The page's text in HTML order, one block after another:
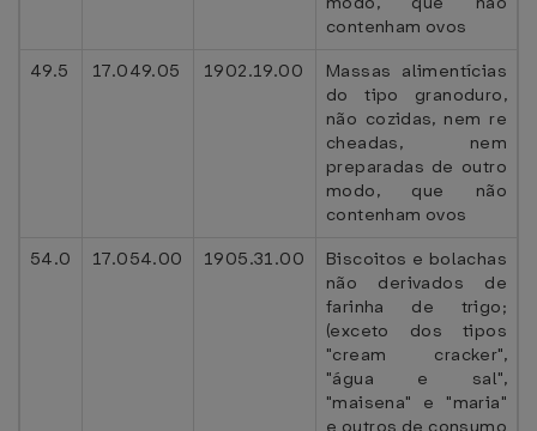
contenham ovos
49.5
17.049.05 1902.19.00
Massas alimentícias
do tipo granoduro,
não cozidas, nem re
cheadas, nem
preparadas de outro
modo, que não
contenham ovos
54.0
17.054.00 1905.31.00
Biscoitos e bolachas
não derivados de
farinha de trigo;
(exceto dos tipos
"cream cracker",
"água e sal",
"maisena" e "maria"
e outros de consumo